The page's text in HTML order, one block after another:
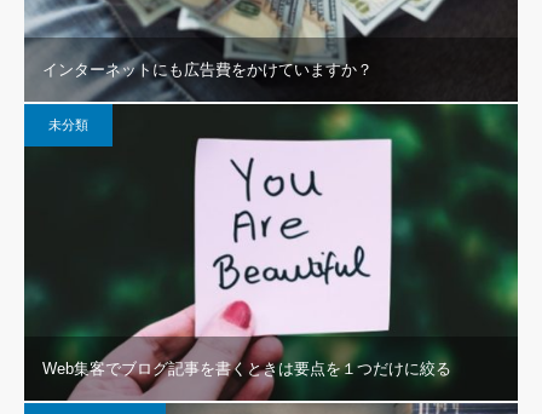
インターネットにも広告費をかけていますか？
未分類
Web集客でブログ記事を書くときは要点を１つだけに絞る